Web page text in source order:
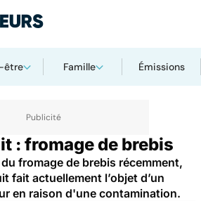
être Famille Émissions
: fromage de brebis
fromage de brebis récemment,
fait actuellement l’objet d’un
en raison d'une contamination.